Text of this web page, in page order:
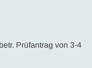
Prüfantrag von 3-4